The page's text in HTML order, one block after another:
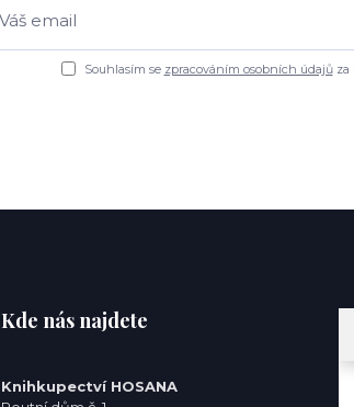
Souhlasím se zpracováním osobních údajůza
Kde nás najdete
Knihkupectví HOSANA